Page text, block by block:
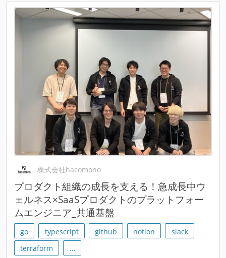
株式会社hacomono
プロダクト組織の成長を支える！急成長中ウ
ェルネス×SaaSプロダクトのプラットフォー
ムエンジニア_共通基盤
go typescript github notion
slack
terraform
…